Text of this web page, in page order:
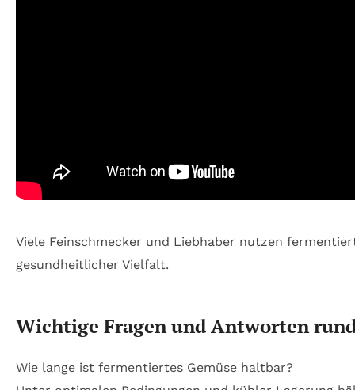
Viele Feinschmecker und Liebhaber nutzen
gesundheitlicher Vielfalt.
Wichtige Fragen und Antworten
Wie lange ist fermentiertes Gemüse haltbar?